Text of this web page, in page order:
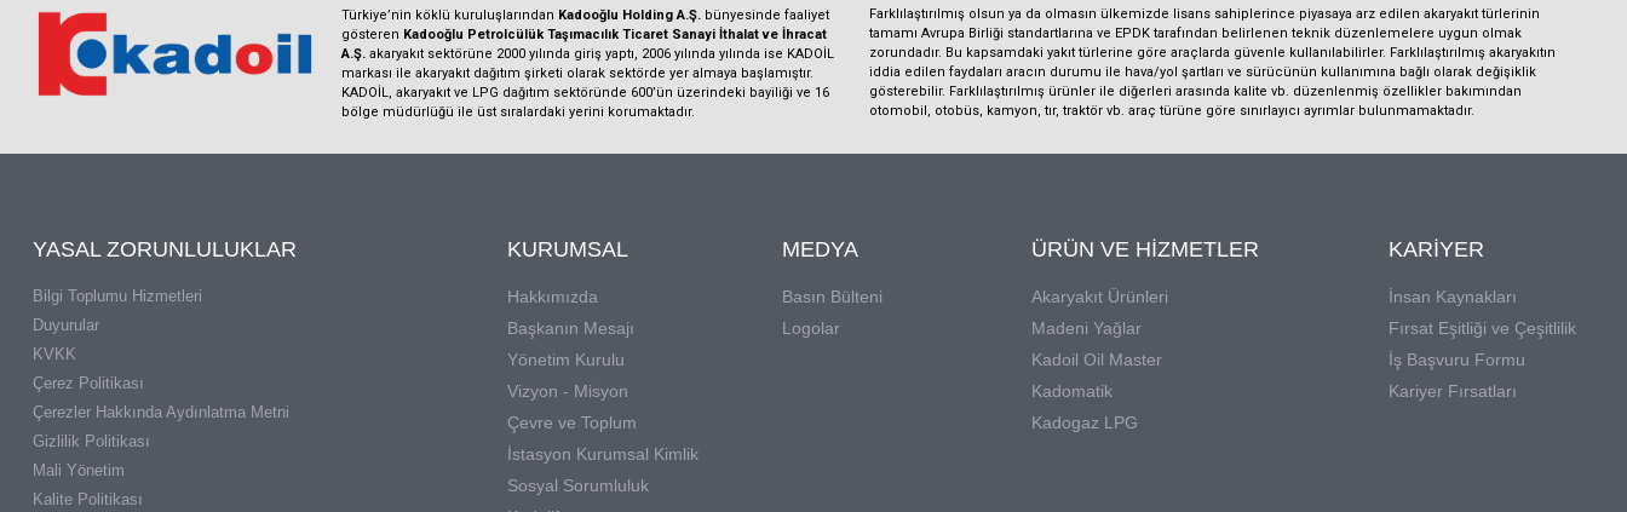
Türkiye’nin köklü kuruluşlarından Kadooğlu Holding A.Ş. bünyesinde faaliyet
gösteren Kadooğlu Petrolcülük Taşımacılık Ticaret Sanayi İthalat ve İhracat
A.Ş. akaryakıt sektörüne 2000 yılında giriş yaptı, 2006 yılında yılında ise KADOİL
markası ile akaryakıt dağıtım şirketi olarak sektörde yer almaya başlamıştır.
KADOİL, akaryakıt ve LPG dağıtım sektöründe 600’ün üzerindeki bayiliği ve 16
bölge müdürlüğü ile üst sıralardaki yerini korumaktadır.
Farklılaştırılmış olsun ya da olmasın ülkemizde lisans sahiplerince piyasaya arz edilen akaryakıt türlerinin
tamamı Avrupa Birliği standartlarına ve EPDK tarafından belirlenen teknik düzenlemelere uygun olmak
zorundadır. Bu kapsamdaki yakıt türlerine göre araçlarda güvenle kullanılabilirler. Farklılaştırılmış akaryakıtın
iddia edilen faydaları aracın durumu ile hava/yol şartları ve sürücünün kullanımına bağlı olarak değişiklik
gösterebilir. Farklılaştırılmış ürünler ile diğerleri arasında kalite vb. düzenlenmiş özellikler bakımından
otomobil, otobüs, kamyon, tır, traktör vb. araç türüne göre sınırlayıcı ayrımlar bulunmamaktadır.
YASAL ZORUNLULUKLAR
Bilgi Toplumu Hizmetleri
Duyurular
KVKK
Çerez Politikası
Çerezler Hakkında Aydınlatma Metni
Gizlilik Politikası
Mali Yönetim
Kalite Politikası
KURUMSAL
Hakkımızda
Başkanın Mesajı
Yönetim Kurulu
Vizyon - Misyon
Çevre ve Toplum
İstasyon Kurumsal Kimlik
Sosyal Sorumluluk
MEDYA
Basın Bülteni
Logolar
ÜRÜN VE HIZMETLER
Akaryakıt Ürünleri
Madeni Yağlar
Kadoil Oil Master
Kadomatik
Kadogaz LPG
KARIYER
İnsan Kaynakları
Fırsat Eşitliği ve Çeşitlilik
İş Başvuru Formu
Kariyer Fırsatları